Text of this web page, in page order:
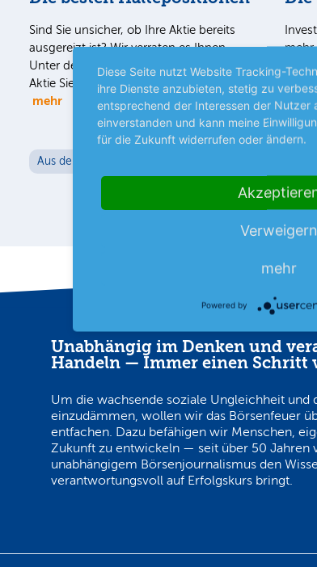
Sind Sie unsicher, ob Ihre Aktie bereits
ausgereizt ist? Wir verraten es Ihnen.
Unter der Halteposition lesen Sie, welche
Aktie Sie noch länger im Depot liegen…
mehr
Aus dem Anlegermagazin
mehr
mehr
Unabhängig im Denken und
Handeln — Immer einen Schritt
Um die wachsende soziale Ungleichheit und
einzudämmen, wollen wir das Börsenfeuer
entfachen. Dazu befähigen wir Menschen,
Zukunft zu entwickeln — seit über 50 Jahren
unabhängigem Börsenjournalismus den
verantwortungsvoll auf Erfolgskurs bringt.
Diese Seite nutzt Website Tracking-
ihre Dienste anzubieten, stetig zu
entsprechend der Interessen der Nutzer
einverstanden und kann meine
für die Zukunft widerrufen oder ändern.
Verweigern
mehr
Powered by